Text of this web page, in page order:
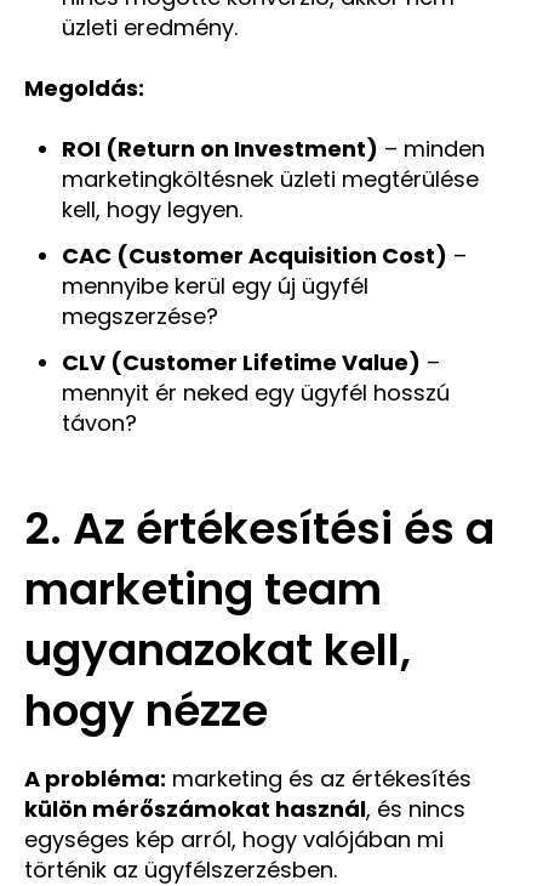
üzleti eredmény.
Megoldás:
ROI (Return on Investment) – minden
marketingköltésnek üzleti megtérülése
kell, hogy legyen.
CAC (Customer Acquisition Cost) –
mennyibe kerül egy új ügyfél
megszerzése?
CLV (Customer Lifetime Value) –
mennyit ér neked egy ügyfél hosszú
távon?
2. Az értékesítési és a
marketing team
ugyanazokat kell,
hogy nézze
A probléma: marketing és az értékesítés
külön mérőszámokat használ, és nincs
egységes kép arról, hogy valójában mi
történik az ügyfélszerzésben.